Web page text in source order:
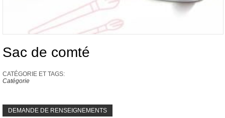
Sac de comté
CATÉGORIE ET ​​TAGS:
Catégorie
DEMANDE DE RENSEIGNEMENTS